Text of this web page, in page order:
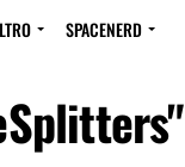
SPACENERD